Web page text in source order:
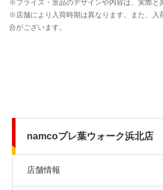
namcoプレ葉ウォーク浜北店
店舗情報